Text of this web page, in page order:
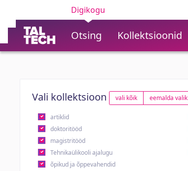
Digikogu
Otsing Kollektsioonid
Vali kollektsioon vali kõik eemalda valik
artiklid
doktoritööd
magistritööd
Tehnikaülikooli ajalugu
õpikud ja õppevahendid